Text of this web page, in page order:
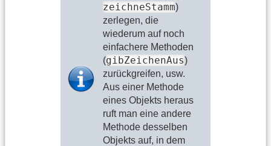
zeichneStamm)
zerlegen, die
wiederum auf noch
einfachere Methoden
(gibZeichenAus)
zurückgreifen, usw.
Aus einer Methode
eines Objekts heraus
ruft man eine andere
Methode desselben
Objekts auf, in dem